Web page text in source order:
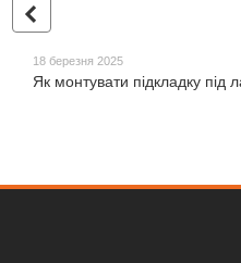
18 березня 2025
Як монтувати підкладку під